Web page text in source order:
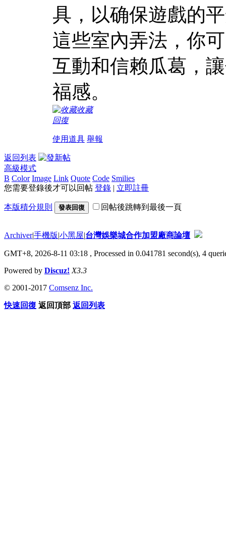
具，以确保遊戲的
這些室內弄法，你
互動和信赖瓜葛，
福感。
收藏
回復
使用道具 舉報
返回列表
高級模式
B Color Image Link Quote Code Smilies
您需要登錄後才可以回帖 登錄 | 立即註冊
本版積分規則 發表回復 回帖後跳轉到最後一頁
Archiver|手機版|小黑屋|台灣娛樂城合作加盟廠商論壇
GMT+8, 2026-8-11 03:18 , Processed in 0.041781 second(s), 4
Powered by Discuz! X3.3
© 2001-2017 Comsenz Inc.
快速回復 返回頂部 返回列表